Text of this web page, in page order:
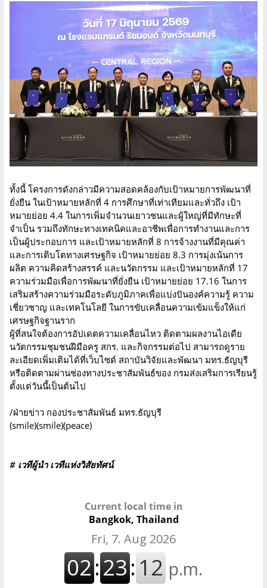
ทั้งนี้ โครงการดังกล่าวมีความสอดคล้องกับเป้าหมายการพัฒนาที่
ยั่งยืน ในเป้าหมายหลักที่ 4 การศึกษาที่เท่าเทียมและทั่วถึง เป้า
หมายย่อย 4.4 ในการเพิ่มจำนวนเยาวชนและผู้ใหญ่ที่มีทักษะที่
จำเป็น รวมถึงทักษะทางเทคนิคและอาชีพเพื่อการทำงานและการ
เป็นผู้ประกอบการ และเป้าหมายหลักที่ 8 การจ้างงานที่มีคุณค่า
และการเติบโตทางเศรษฐกิจ เป้าหมายย่อย 8.3 การมุ่งเน้นการ
ผลิต ความคิดสร้างสรรค์ และนวัตกรรม และเป้าหมายหลักที่ 17
ความร่วมมือเพื่อการพัฒนาที่ยั่งยืน เป้าหมายย่อย 17.16 ในการ
เสริมสร้างความร่วมมือระดับภูมิภาคเพื่อแบ่งปันองค์ความรู้ ความ
เชี่ยวชาญ และเทคโนโลยี ในการขับเคลื่อนความเข้มแข็งให้แก่
เศรษฐกิจฐานราก
ผู้ที่สนใจต้องการอัปเดตความเคลื่อนไหว ติดตามผลงานไอเดีย
นวัตกรรมชุมชนฝีมือครู สกร. และกิจกรรมต่อไป สามารถดูราย
ละเอียดเพิ่มเติมได้ที่เว็บไซต์ สถาบันวิจัยและพัฒนา มทร.ธัญบุรี
หรือติดตามผ่านช่องทางประชาสัมพันธ์ของ กรมส่งเสริมการเรียนรู้
ตั้งแต่วันนี้เป็นต้นไป
/ฝ่ายข่าว กองประชาสัมพันธ์ มทร.ธัญบุรี
(smile)(smile)(peace)
# เวทีผู้นำ เวทีแห่งวิสัยทัศน์
Current local time in
Bangkok, Thailand